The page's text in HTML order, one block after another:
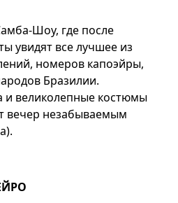
Шоу, где после
увидят все лучшее из
номеров капоэйры,
Бразилии.
и великолепные костюмы
вечер незабываемым